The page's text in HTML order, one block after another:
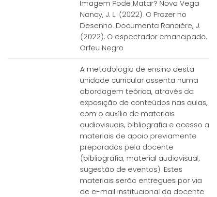
Imagem Pode Matar? Nova Vega
Nancy, J. L. (2022). O Prazer no
Desenho. Documenta Rancière, J.
(2022). O espectador emancipado.
Orfeu Negro
A metodologia de ensino desta
unidade curricular assenta numa
abordagem teórica, através da
exposição de conteúdos nas aulas,
com o auxílio de materiais
audiovisuais, bibliografia e acesso a
materiais de apoio previamente
preparados pela docente
(bibliografia, material audiovisual,
sugestão de eventos). Estes
materiais serão entregues por via
de e-mail institucional da docente